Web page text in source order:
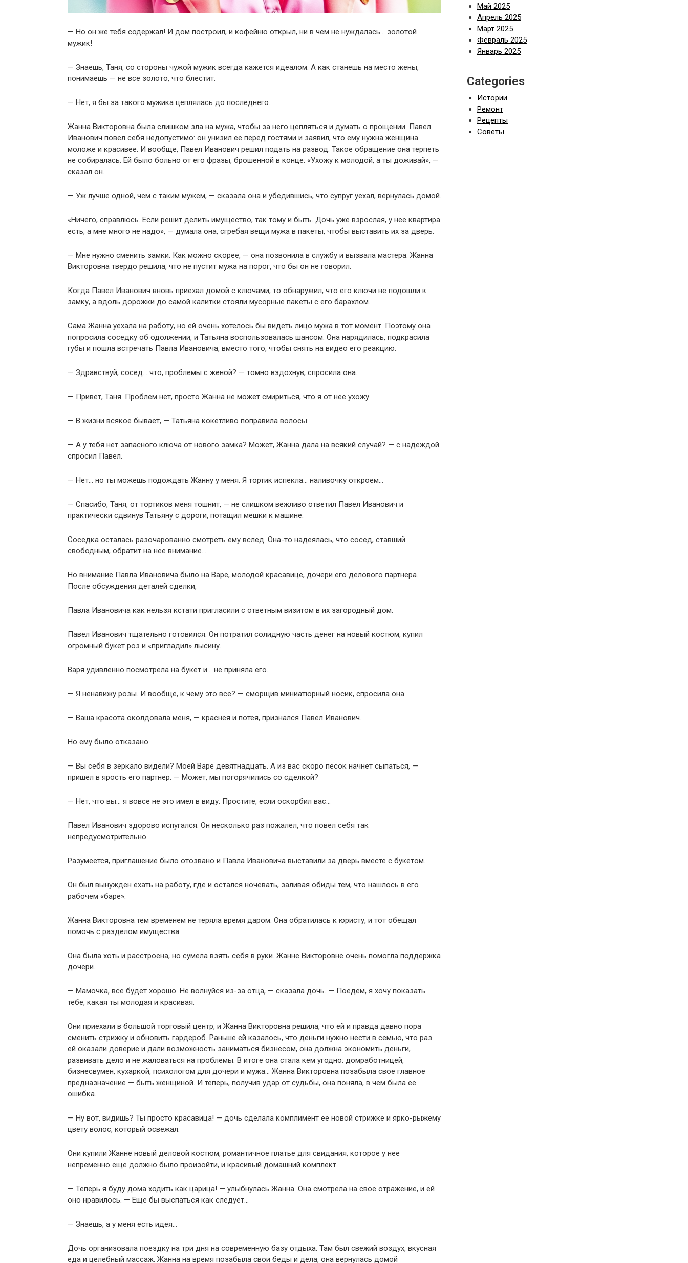
— Но он же тебя содержал! И дом построил, и кофейню открыл, ни в чем не нуждалась… золотой
мужик!
— Знаешь, Таня, со стороны чужой мужик всегда кажется идеалом. А как станешь на место жены,
понимаешь — не все золото, что блестит.
— Нет, я бы за такого мужика цеплялась до последнего.
Жанна Викторовна была слишком зла на мужа, чтобы за него цепляться и думать о прощении. Павел
Иванович повел себя недопустимо: он унизил ее перед гостями и заявил, что ему нужна женщина
моложе и красивее. И вообще, Павел Иванович решил подать на развод. Такое обращение она терпеть
не собиралась. Ей было больно от его фразы, брошенной в конце: «Ухожу к молодой, а ты доживай», —
сказал он.
— Уж лучше одной, чем с таким мужем, — сказала она и убедившись, что супруг уехал, вернулась домой.
«Ничего, справлюсь. Если решит делить имущество, так тому и быть. Дочь уже взрослая, у нее квартира
есть, а мне много не надо», — думала она, сгребая вещи мужа в пакеты, чтобы выставить их за дверь.
— Мне нужно сменить замки. Как можно скорее, — она позвонила в службу и вызвала мастера. Жанна
Викторовна твердо решила, что не пустит мужа на порог, что бы он не говорил.
Когда Павел Иванович вновь приехал домой с ключами, то обнаружил, что его ключи не подошли к
замку, а вдоль дорожки до самой калитки стояли мусорные пакеты с его барахлом.
Сама Жанна уехала на работу, но ей очень хотелось бы видеть лицо мужа в тот момент. Поэтому она
попросила соседку об одолжении, и Татьяна воспользовалась шансом. Она нарядилась, подкрасила
губы и пошла встречать Павла Ивановича, вместо того, чтобы снять на видео его реакцию.
— Здравствуй, сосед… что, проблемы с женой? — томно вздохнув, спросила она.
— Привет, Таня. Проблем нет, просто Жанна не может смириться, что я от нее ухожу.
— В жизни всякое бывает, — Татьяна кокетливо поправила волосы.
— А у тебя нет запасного ключа от нового замка? Может, Жанна дала на всякий случай? — с надеждой
спросил Павел.
— Нет… но ты можешь подождать Жанну у меня. Я тортик испекла… наливочку откроем…
— Спасибо, Таня, от тортиков меня тошнит, — не слишком вежливо ответил Павел Иванович и
практически сдвинув Татьяну с дороги, потащил мешки к машине.
Соседка осталась разочарованно смотреть ему вслед. Она-то надеялась, что сосед, ставший
свободным, обратит на нее внимание…
Но внимание Павла Ивановича было на Варе, молодой красавице, дочери его делового партнера.
После обсуждения деталей сделки,
Павла Ивановича как нельзя кстати пригласили с ответным визитом в их загородный дом.
Павел Иванович тщательно готовился. Он потратил солидную часть денег на новый костюм, купил
огромный букет роз и «пригладил» лысину.
Варя удивленно посмотрела на букет и… не приняла его.
— Я ненавижу розы. И вообще, к чему это все? — сморщив миниатюрный носик, спросила она.
— Ваша красота околдовала меня, — краснея и потея, признался Павел Иванович.
Но ему было отказано.
— Вы себя в зеркало видели? Моей Варе девятнадцать. А из вас скоро песок начнет сыпаться, —
пришел в ярость его партнер. — Может, мы погорячились со сделкой?
— Нет, что вы… я вовсе не это имел в виду. Простите, если оскорбил вас…
Павел Иванович здорово испугался. Он несколько раз пожалел, что повел себя так
непредусмотрительно.
Разумеется, приглашение было отозвано и Павла Ивановича выставили за дверь вместе с букетом.
Он был вынужден ехать на работу, где и остался ночевать, заливая обиды тем, что нашлось в его
рабочем «баре».
Жанна Викторовна тем временем не теряла время даром. Она обратилась к юристу, и тот обещал
помочь с разделом имущества.
Она была хоть и расстроена, но сумела взять себя в руки. Жанне Викторовне очень помогла поддержка
дочери.
— Мамочка, все будет хорошо. Не волнуйся из-за отца, — сказала дочь. — Поедем, я хочу показать
тебе, какая ты молодая и красивая.
Они приехали в большой торговый центр, и Жанна Викторовна решила, что ей и правда давно пора
сменить стрижку и обновить гардероб. Раньше ей казалось, что деньги нужно нести в семью, что раз
ей оказали доверие и дали возможность заниматься бизнесом, она должна экономить деньги,
развивать дело и не жаловаться на проблемы. В итоге она стала кем угодно: домработницей,
бизнесвумен, кухаркой, психологом для дочери и мужа… Жанна Викторовна позабыла свое главное
предназначение — быть женщиной. И теперь, получив удар от судьбы, она поняла, в чем была ее
ошибка.
— Ну вот, видишь? Ты просто красавица! — дочь сделала комплимент ее новой стрижке и ярко-рыжему
цвету волос, который освежал.
Они купили Жанне новый деловой костюм, романтичное платье для свидания, которое у нее
непременно еще должно было произойти, и красивый домашний комплект.
— Теперь я буду дома ходить как царица! — улыбнулась Жанна. Она смотрела на свое отражение, и ей
оно нравилось. — Еще бы выспаться как следует…
— Знаешь, а у меня есть идея…
Дочь организовала поездку на три дня на современную базу отдыха. Там был свежий воздух, вкусная
еда и целебный массаж. Жанна на время позабыла свои беды и дела, она вернулась домой
Май 2025
Апрель 2025
Март 2025
Февраль 2025
Январь 2025
Categories
Истории
Ремонт
Рецепты
Советы